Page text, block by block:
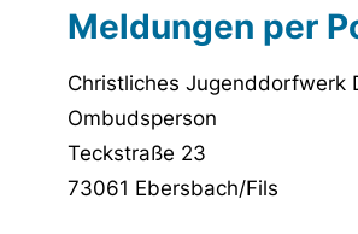
Meldungen per
Christliches Jugenddorfwerk
Ombudsperson
Teckstraße 23
73061 Ebersbach/Fils